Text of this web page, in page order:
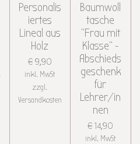
Personalis
iertes
Lineal aus
Holz
€ 9,90
inkl. MwSt
zzgl.
Versandkosten
Baumwoll
tasche
"Frau mit
Klasse" -
Abschieds
geschenk
für
Lehrer/in
nen
€ 14,90
inkl. MwSt